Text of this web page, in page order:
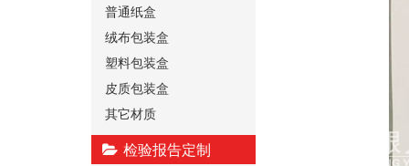
普通纸盒
绒布包装盒
塑料包装盒
皮质包装盒
其它材质
检验报告定制